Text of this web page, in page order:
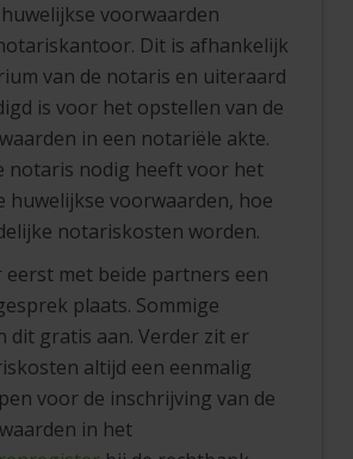
voorwaarden
Dit is afhankelijk
van de notaris en uiteraard
is voor het opstellen van de
in een notariële akte.
notaris nodig heeft voor het
huwelijkse voorwaarden, hoe
notariskosten worden.
eerst met beide partners een
plaats. Sommige
dit gratis aan. Verder zit er
altijd een eenmalig
voor de inschrijving van de
in het